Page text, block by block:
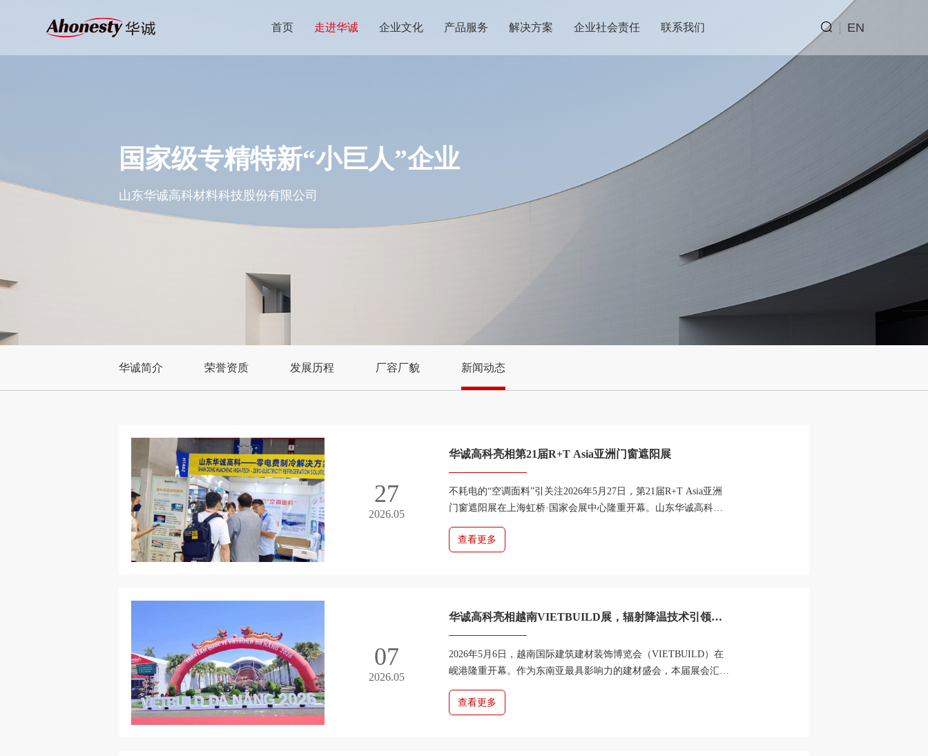
首页 走进华诚 企业文化 产品服务
保暖材料 粘合剂
解决方案 企业社会责任 联系我们 EN
国家级专精特新“小巨人”企业
山东华诚高科材料科技股份有限公司
华诚简介 荣誉资质 发展历程 厂容厂貌 新闻动态
27
2026.05
华诚高科亮相第21届R+T Asia亚洲门窗遮阳展
不耗电的“空调面料”引关注2026年5月27日，第21届R+T Asia亚洲
门窗遮阳展在上海虹桥·国家会展中心隆重开幕。山东华诚高科材
料科技股份有限公司携核心产品——辐射降温...
查看更多
07
2026.05
华诚高科亮相越南VIETBUILD展，辐射降温技术引领建
2026年5月6日，越南国际建筑建材装饰博览会（VIETBUILD）在
岘港隆重开幕。作为东南亚最具影响力的建材盛会，本届展会汇聚
了全球众多顶尖品牌，聚焦绿色、节能与可...
查看更多